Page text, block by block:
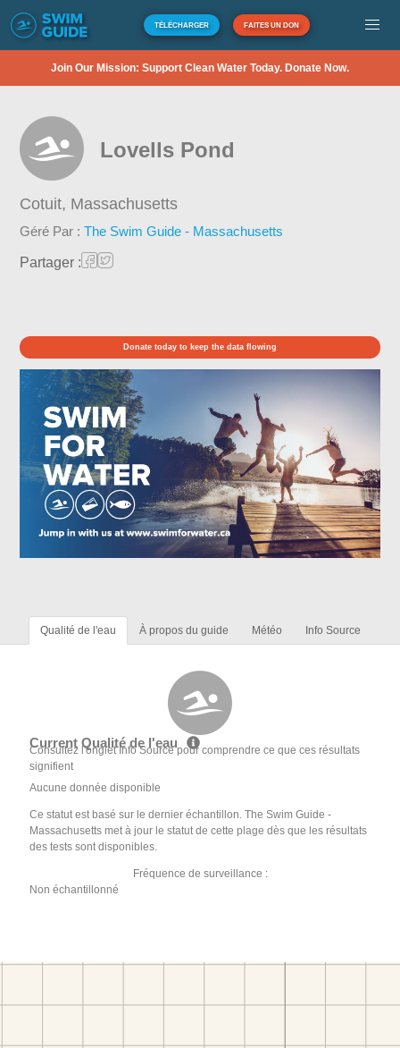
TÉLÉCHARGER FAITES UN DON
Join Our Mission: Support Clean Water Today. Donate Now.
Lovells Pond
Cotuit, Massachusetts
Géré Par :The Swim Guide - Massachusetts
Partager :
Donate today to keep the data flowing
Qualité de l'eau À propos du guide Météo Info Source
Current Qualité de l'eau
Consultez l'onglet Info Source pour comprendre ce que ces résultats
signifient
Aucune donnée disponible
Ce statut est basé sur le dernier échantillon. The Swim Guide -
Massachusetts met à jour le statut de cette plage dès que les résultats
des tests sont disponibles.
Fréquence de surveillance :
Non échantillonné